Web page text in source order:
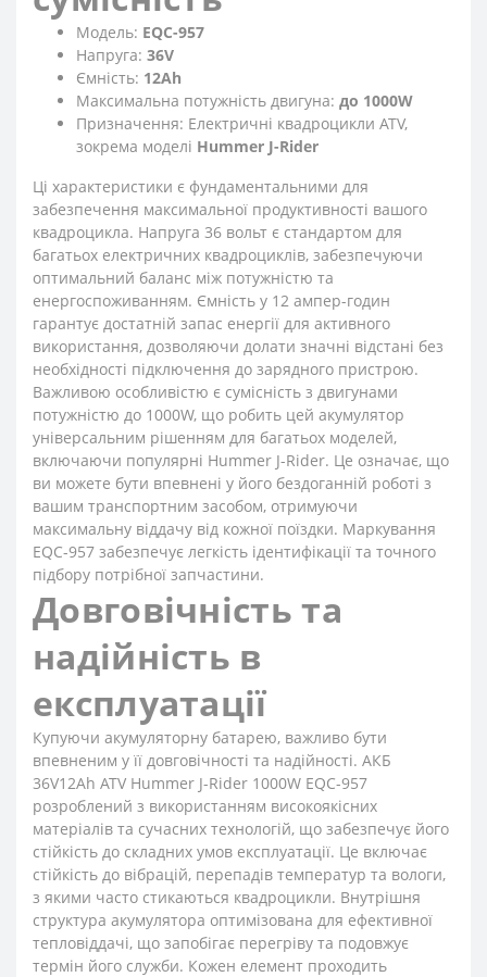
Модель: EQC-957
Напруга: 36V
Ємність: 12Ah
Максимальна потужність двигуна: до 1000W
Призначення: Електричні квадроцикли ATV,
зокрема моделі Hummer J-Rider
Ці характеристики є фундаментальними для
забезпечення максимальної продуктивності вашого
квадроцикла. Напруга 36 вольт є стандартом для
багатьох електричних квадроциклів, забезпечуючи
оптимальний баланс між потужністю та
енергоспоживанням. Ємність у 12 ампер-годин
гарантує достатній запас енергії для активного
використання, дозволяючи долати значні відстані без
необхідності підключення до зарядного пристрою.
Важливою особливістю є сумісність з двигунами
потужністю до 1000W, що робить цей акумулятор
універсальним рішенням для багатьох моделей,
включаючи популярні Hummer J-Rider. Це означає, що
ви можете бути впевнені у його бездоганній роботі з
вашим транспортним засобом, отримуючи
максимальну віддачу від кожної поїздки. Маркування
EQC-957 забезпечує легкість ідентифікації та точного
підбору потрібної запчастини.
Довговічність та
надійність в
експлуатації
Купуючи акумуляторну батарею, важливо бути
впевненим у її довговічності та надійності. АКБ
36V12Ah ATV Hummer J-Rider 1000W EQC-957
розроблений з використанням високоякісних
матеріалів та сучасних технологій, що забезпечує його
стійкість до складних умов експлуатації. Це включає
стійкість до вібрацій, перепадів температур та вологи,
з якими часто стикаються квадроцикли. Внутрішня
структура акумулятора оптимізована для ефективної
тепловіддачі, що запобігає перегріву та подовжує
термін його служби. Кожен елемент проходить